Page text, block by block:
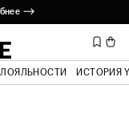
⟶
ИСТОРИЯ